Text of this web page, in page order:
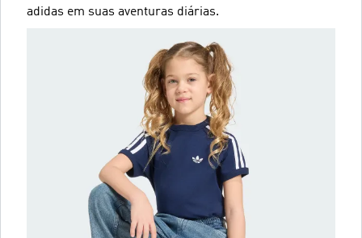
adidas em suas aventuras diárias.